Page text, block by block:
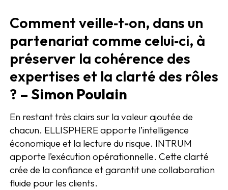
Comment veille‑t‑on, dans un
partenariat comme celui‑ci, à
préserver la cohérence des
expertises et la clarté des rôles
? – Simon Poulain
En restant très clairs sur la valeur ajoutée de
chacun. ELLISPHERE apporte l’intelligence
économique et la lecture du risque. INTRUM
apporte l’exécution opérationnelle. Cette clarté
crée de la confiance et garantit une collaboration
fluide pour les clients.